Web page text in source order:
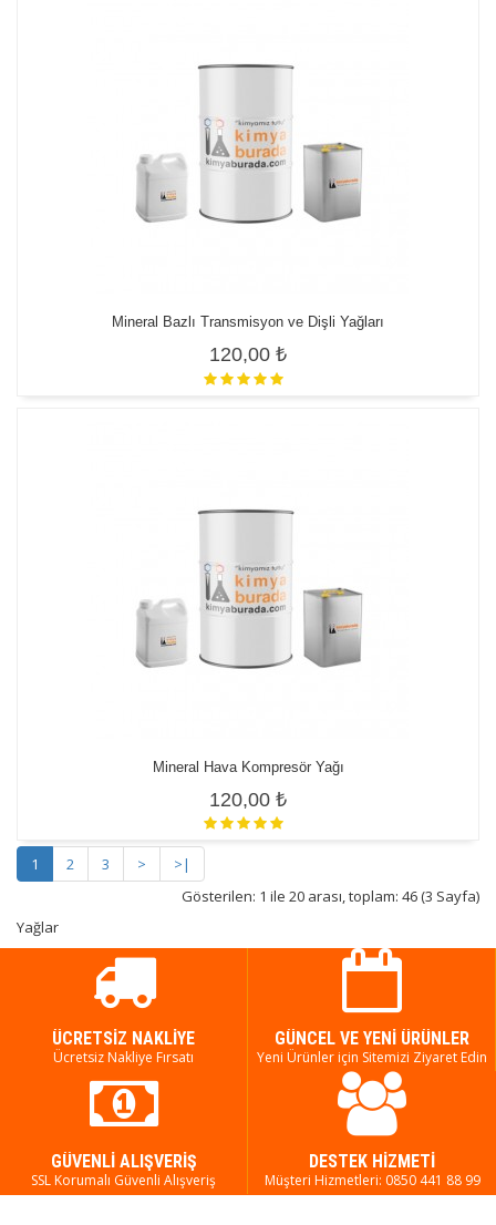
Mineral Bazlı Transmisyon ve Dişli Yağları
120,00 ₺
Mineral Hava Kompresör Yağı
120,00 ₺
1 2 3 >
>|
Gösterilen: 1 ile 20 arası, toplam: 46 (3 Sayfa)
Yağlar
ÜCRETSIZ NAKLIYE
Ücretsiz Nakliye Fırsatı
GÜNCEL VE YENI ÜRÜNLER
Yeni Ürünler için Sitemizi Ziyaret Edin
GÜVENLI ALIŞVERIŞ
SSL Korumalı Güvenli Alışveriş
DESTEK HIZMETI
Müşteri Hizmetleri: 0850 441 88 99